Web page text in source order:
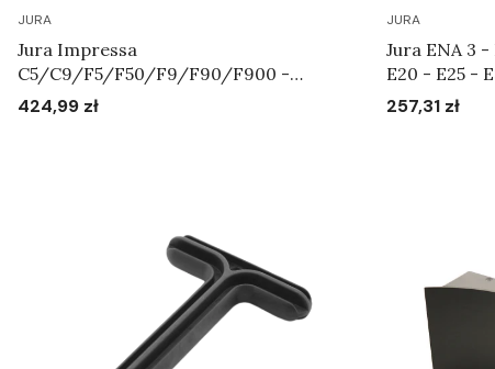
JURA
Jura Impressa
C5/C9/F5/F50/F9/F90/F900 -
Zbiornik na wodę Art.69101
Cena
424,99 zł
JURA
Jura ENA 3 - Impressa C - C5 - E10 -
E20 - E25 -
F90 - S7 - S9 - S85
- XS90 -
Cena
257,31 zł